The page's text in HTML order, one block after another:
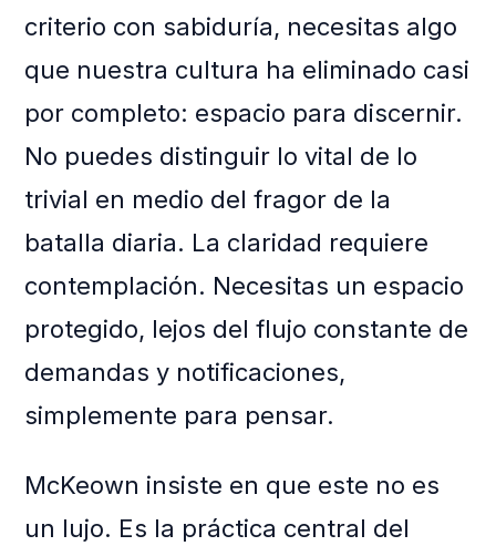
criterio con sabiduría, necesitas algo
que nuestra cultura ha eliminado casi
por completo: espacio para discernir.
No puedes distinguir lo vital de lo
trivial en medio del fragor de la
batalla diaria. La claridad requiere
contemplación. Necesitas un espacio
protegido, lejos del flujo constante de
demandas y notificaciones,
simplemente para pensar.
McKeown insiste en que este no es
un lujo. Es la práctica central del